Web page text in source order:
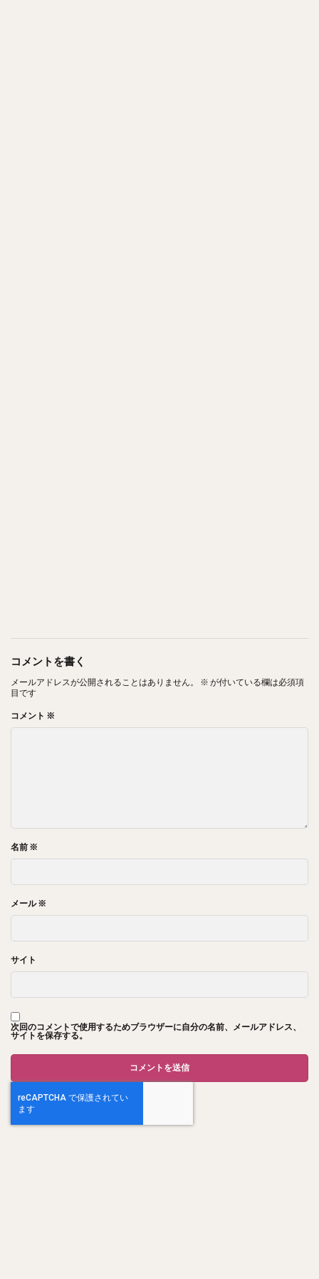
コメントを書く
メールアドレスが公開されることはありません。 ※ が付いている欄は必須項
目です
コメント ※
名前 ※
メール※
サイト
次回のコメントで使用するためブラウザーに自分の名前、メールアドレス、
サイトを保存する。